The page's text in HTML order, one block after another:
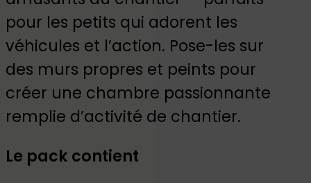
pour les petits qui adorent les
véhicules et l’action. Pose-les sur
des murs propres et peints pour
créer une chambre passionnante
remplie d’activité de chantier.
Le pack contient